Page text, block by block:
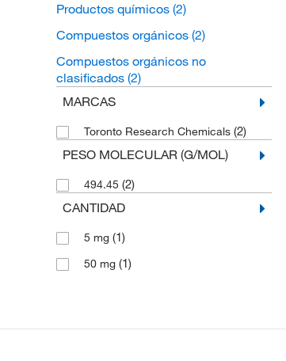
Productos químicos (2)
Compuestos orgánicos (2)
Compuestos orgánicos no
clasificados (2)
MARCAS
Toronto Research Chemicals (2)
PESO MOLECULAR (G/MOL)
494.45 (2)
CANTIDAD
5 mg (1)
50 mg (1)